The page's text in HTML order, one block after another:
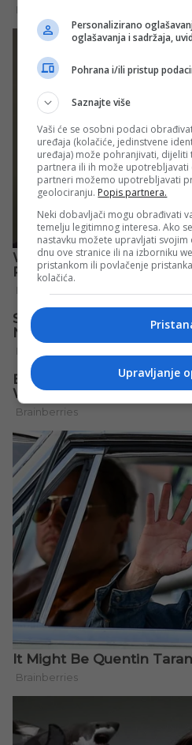
Personalizirano
oglašavanja i sadržaja,
Pohrana i/ili pristup
Saznajte više
Vaši će se osobni podaci
uređaja (kolačiće, jedinstvene
uređaja) može pohranjivati,
partnera ili ih može upotrebljavati
partneri možemo upotrebljavati
geolociranju. Popis partnera.
Neki dobavljači mogu obrađivati
temelju legitimnog interesa. Ako
nastavku možete upravljati
dnu ove stranice ili na izborniku
pristankom ili povlačenje
kolačića.
Upravljanje